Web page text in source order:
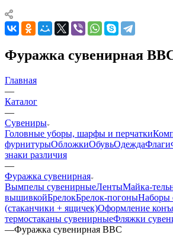
Фуражка сувенирная
Главная
—
Каталог
—
Сувениры
Головные уборы, шарфы и перчатки
фурнитурыОбложкиОбувьОдеждаФлаги
знаки различия
—
Фуражка сувенирная
Вымпелы сувенирныеЛентыМайка-
вышивкойБрелокБрелок-погоныНаборы
(стаканчики + ящичек)Оформление
термостаканы сувенирныеФляжки
—Фуражка сувенирная ВВС